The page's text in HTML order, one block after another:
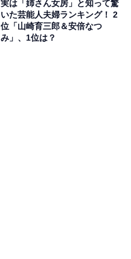
実は「姉さん女房」と知って驚
いた芸能人夫婦ランキング！ 2
位「山崎育三郎＆安倍なつ
み」、1位は？